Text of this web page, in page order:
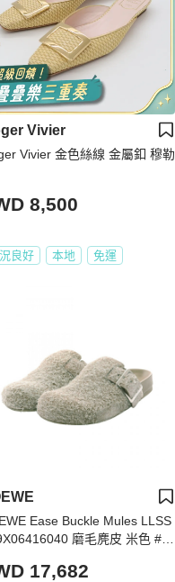
Vivier
Vivier 金色絲線 金屬釦 穆勒
8,500
良好 本地 免運
Ease Buckle Mules LLSS
磨毛麂皮 米色 #4
17,682